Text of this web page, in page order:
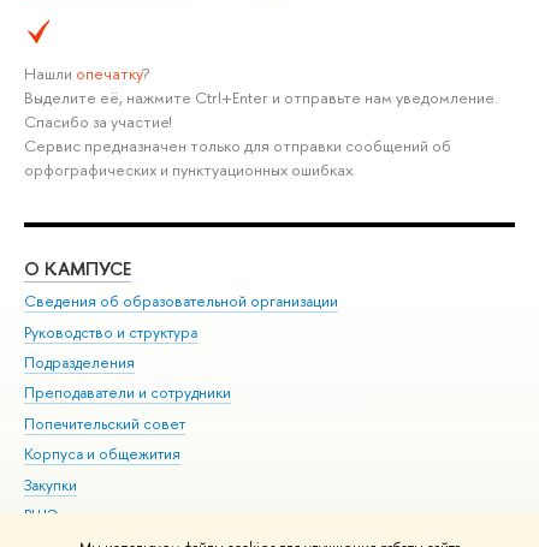
Нашли опечатку?
Выделите её, нажмите Ctrl+Enter и отправьте нам уведомление.
Спасибо за участие!
Сервис предназначен только для отправки сообщений об
орфографических и пунктуационных ошибках.
О КАМПУСЕ
Сведения об образовательной организации
Руководство и структура
Подразделения
Преподаватели и сотрудники
Попечительский совет
Корпуса и общежития
Закупки
ВШЭ для студентов с ограниченными возможностями
здоровья и инвалидностью